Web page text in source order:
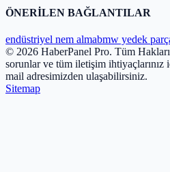
ÖNERİLEN BAĞLANTILAR
endüstriyel nem almabmw yedek
© 2026 HaberPanel Pro. Tüm Hakları
sorunlar ve tüm iletişim ihtiyaçlarınız
mail adresimizden ulaşabilirsiniz.
Sitemap